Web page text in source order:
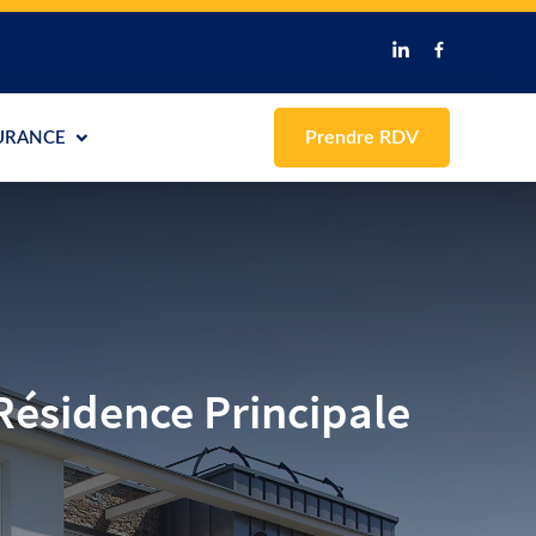
Prendre RDV
Principale